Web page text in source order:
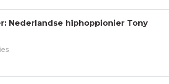
Nederlandse hiphoppionier Tony